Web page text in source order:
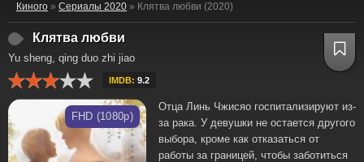
Киного » Сериалы 2020 » Клятва любви (2020)
Клятва любви
Yu sheng, qing duo zhi jiao
IMDB: 9.2
FHD (1080p)
Отца Линь Чжисяо госпитализируют из-
за рака. У девушки не остается другого
выбора, кроме как отказаться от
работы за границей, чтобы заботиться